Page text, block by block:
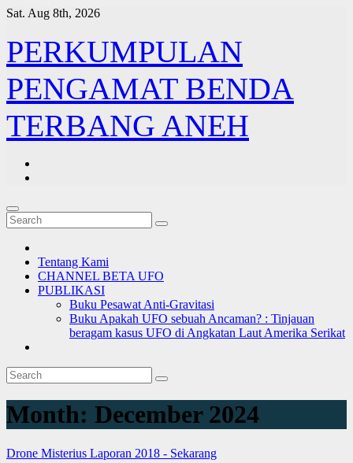
Skip
content
Sat. Aug 8th, 2026
PERKUMPULAN
PENGAMAT BENDA
TERBANG ANEH
Tentang Kami
CHANNEL BETA UFO
PUBLIKASI
Buku Pesawat Anti-Gravitasi
Buku Apakah UFO sebuah Ancaman? : Tinjauan
beragam kasus UFO di Angkatan Laut Amerika Serikat
Month: December 2024
Drone Misterius Laporan 2018 - Sekarang